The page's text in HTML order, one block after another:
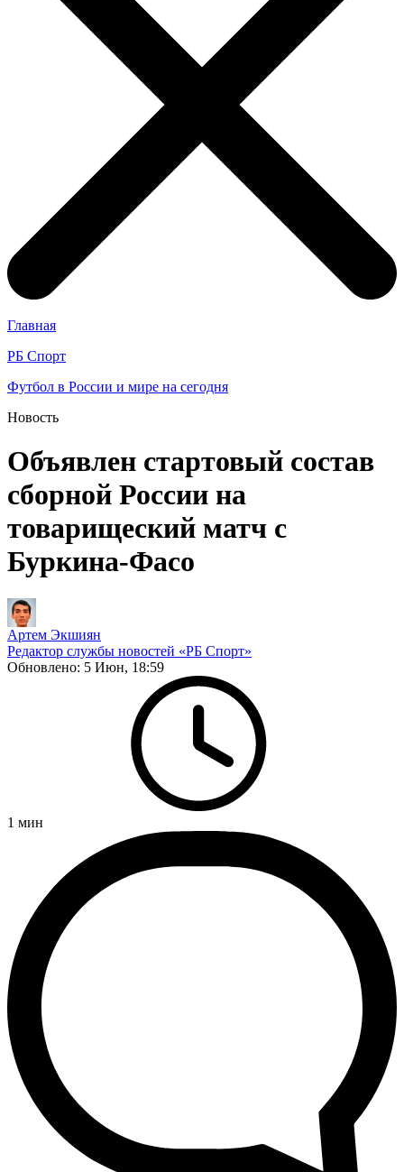
Главная
РБ Спорт
Футбол в России и мире на сегодня
Новость
Объявлен стартовый состав
сборной России на
товарищеский матч с
Буркина-Фасо
Артем Экшиян
Редактор службы новостей «РБ Спорт»
Обновлено: 5 Июн, 18:59
1 мин